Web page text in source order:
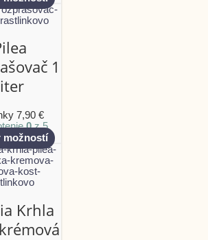
1
7,90 €
0z 5
možností
Krhla